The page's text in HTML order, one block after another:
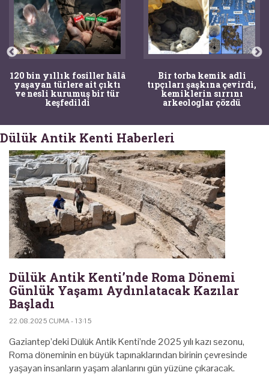
120 bin yıllık fosiller hâlâ
yaşayan türlere ait çıktı
ve nesli kurumuş bir tür
keşfedildi
Bir torba kemik adli
tıpçıları şaşkına çevirdi,
kemiklerin sırrını
arkeologlar çözdü
Dülük Antik Kenti Haberleri
Dülük Antik Kenti’nde Roma Dönemi
Günlük Yaşamı Aydınlatacak Kazılar
Başladı
22.08.2025 CUMA - 13:15
Gaziantep’deki Dülük Antik Kenti’nde 2025 yılı kazı sezonu,
Roma döneminin en büyük tapınaklarından birinin çevresinde
yaşayan insanların yaşam alanlarını gün yüzüne çıkaracak.